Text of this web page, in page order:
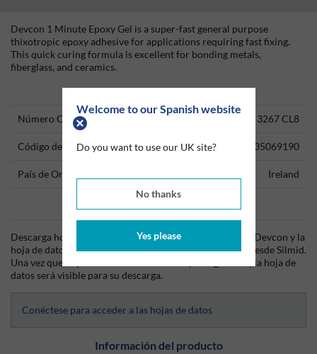
Welcome to our Spanish website
Do you want to use our UK site?
No thanks
Yes please
Devcon 1 Minute Epoxy Gel is a super-fast general purpose
thixotropic epoxy adhesive for applications requiring fast fixing.
This quick curing formula is excellent for bonding metals,
fiberglass, and ceramics.
Technical Information
Número ONU 3082 CL9 / 3267 CL8
Código del producto 35069190
País de Origen Ireland
Data Sheets
Descarga hoy mismo la hoja técnica (TDS) del producto Devcon y la
hoja de datos de seguridad (SDS) del producto Devcon desde Silmid.
Una vez que hayas iniciado sesión o te hayas registrado, la hoja de
datos será visible para su descarga.
Conéctese para acceder a las hojas de datos
Información del producto